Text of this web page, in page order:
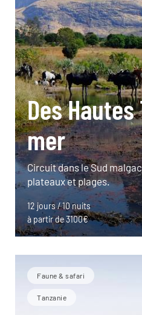
Des
mer
Circuit dans le Sud
plateaux et plages.
12 jours / 10 nuits
à partir de 3100€
Faune & safari
Tanzanie